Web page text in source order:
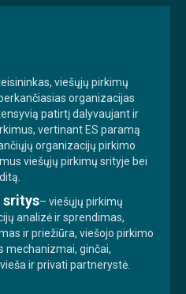
viešųjų pirkimų
organizacijas
patirtį dalyvaujant ir
vertinant ES paramą
organizacijų pirkimo
viešųjų pirkimų srityje bei
sritys– viešųjų pirkimų
analizė ir sprendimas,
ir priežiūra, viešojo pirkimo
mechanizmai, ginčai,
ir privati partnerystė.